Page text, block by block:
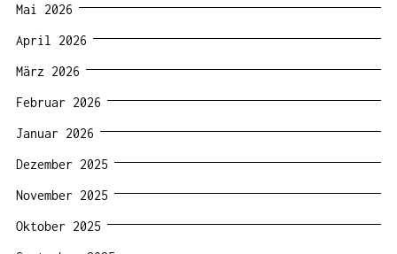
Mai 2026
April 2026
März 2026
Februar 2026
Januar 2026
Dezember 2025
November 2025
Oktober 2025